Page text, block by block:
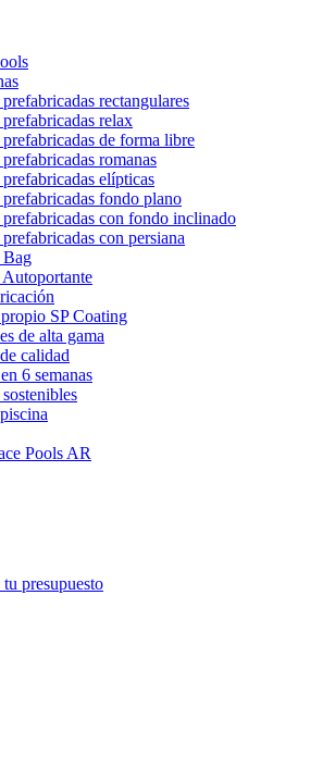
rectangulares
relax
prefabricadas de forma libre
romanas
elípticas
prefabricadas fondo plano
prefabricadas con fondo inclinado
con persiana
Bag
Autoportante
SP Coating
de alta gama
calidad
6 semanas
Pools AR
tu presupuesto